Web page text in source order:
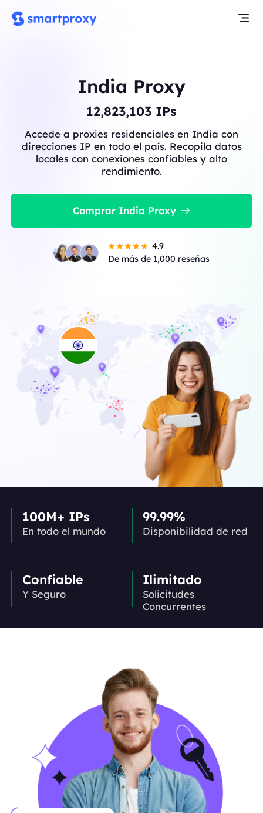
India Proxy
12,823,103 IPs
Accede a proxies residenciales en India con
direcciones IP en todo el país. Recopila datos
locales con conexiones confiables y alto
rendimiento.
Comprar India Proxy
4.9
De más de 1,000 reseñas
100M+ IPs
En todo el mundo
99.99%
Disponibilidad de red
Confiable
Y Seguro
Ilimitado
Solicitudes
Concurrentes